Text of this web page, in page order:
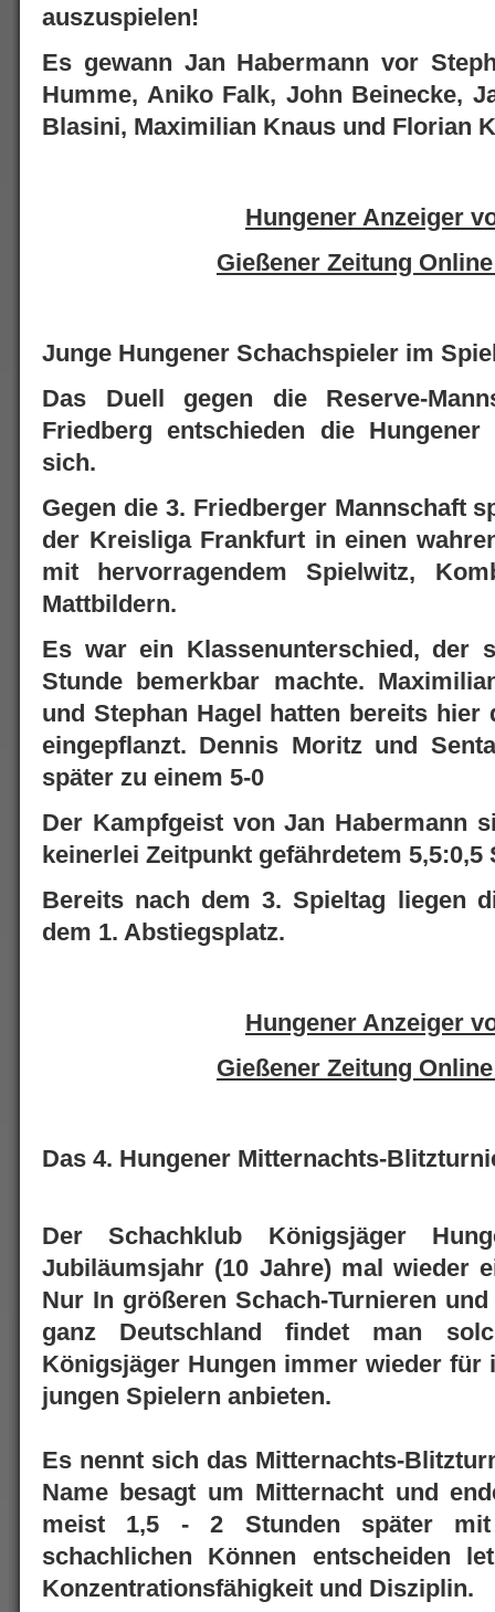
auszuspielen!
Es gewann Jan Habermann vor
Humme, Aniko Falk, John Beinecke,
Blasini, Maximilian Knaus und Florian
Hungener Anzeiger
Gießener Zeitung
Junge Hungener Schachspieler im
Das Duell gegen die Reserve-
Friedberg entschieden die
sich.
Gegen die 3. Friedberger Mannschaft
der Kreisliga Frankfurt in einen
mit hervorragendem Spielwitz,
Mattbildern.
Es war ein Klassenunterschied, der
Stunde bemerkbar machte.
und Stephan Hagel hatten bereits hier
eingepflanzt. Dennis Moritz und
später zu einem 5-0
Der Kampfgeist von Jan Habermann
keinerlei Zeitpunkt gefährdetem 5,5:0,5
Bereits nach dem 3. Spieltag liegen
dem 1. Abstiegsplatz.
Hungener Anzeiger
Gießener Zeitung
Das 4. Hungener Mitternachts-
Der Schachklub Königsjäger
Jubiläumsjahr (10 Jahre) mal wieder
Nur In größeren Schach-Turnieren
ganz Deutschland findet man
Königsjäger Hungen immer wieder für
jungen Spielern anbieten.
Es nennt sich das Mitternachts-
Name besagt um Mitternacht und
meist 1,5 - 2 Stunden später mit
schachlichen Können entscheiden
Konzentrationsfähigkeit und Disziplin.